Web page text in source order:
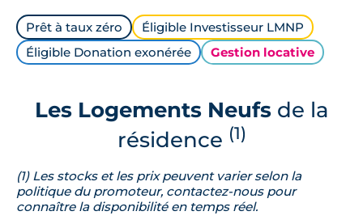
Prêt à taux zéro
Éligible Investisseur LMNP
Éligible Donation exonérée
Gestion locative
Les Logements Neufsde la
résidence (1)
(1) Les stocks et les prix peuvent varier selon la
politique du promoteur, contactez-nous pour
connaître la disponibilité en temps réel.